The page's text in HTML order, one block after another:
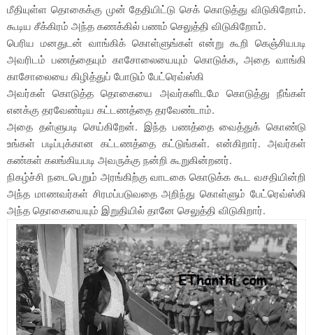
மீதியுள்ள தொகைக்கு முன் தேதியிட்டு செக் கொடுத்து விடுகிறோம்.
கூடிய சீக்கிரம் அந்த கணக்கில் பணம் செலுத்தி விடுகிறோம்.
பெரிய மனதுடன் வாங்கிக் கொள்ளுங்கள் என்று கூறி கெஞ்சியபடி
அவரிடம் பணத்தையும் காசோலையையும் கொடுக்க, அதை வாங்கி
காசோலையை கிழித்துப் போடும் பேட்ரெவ்ஸ்கி
அவர்கள் கொடுத்த தொகையை அவர்களிடமே கொடுத்து நீங்கள்
எனக்கு தரவேண்டிய கட்டணத்தை தரவேண்டாம்.
அதை தள்ளுபடி செய்கிறேன். இந்த பணத்தை வைத்துக் கொண்டு
உங்கள் படிப்புக்கான கட்டணத்தை கட்டுங்கள். என்கிறார். அவர்கள்
கண்கள் கலங்கியபடி அவருக்கு நன்றி கூறுகின்றனர்.
நிகழ்ச்சி நடைபெறும் அரங்கிற்கு வாடகை கொடுக்க கூட வசதியின்றி
அந்த மாணவர்கள் சிரமப்படுவதை அறிந்து கொள்ளும் பேட்ரெவ்ஸ்கி
அந்த தொகையையும் இறுதியில் தானே செலுத்தி விடுகிறார்.